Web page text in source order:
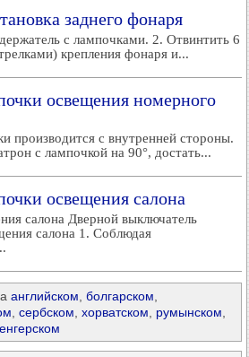
заднего фонаря
с лампочками. 2. Отвинтить 6
крепления фонаря и...
освещения номерного
производится с внутренней стороны.
с лампочкой на 90°, достать...
освещения салона
салона Дверной выключатель
салона 1. Соблюдая
английском болгарском
сербском хорватском румынском